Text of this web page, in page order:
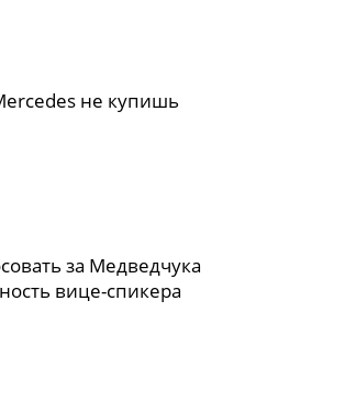
не купишь
за Медведчука
вице-спикера